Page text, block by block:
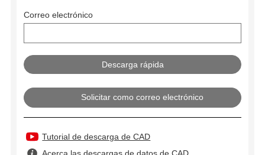
Correo electrónico
Solicitar como correo electrónico
Tutorial de descarga de CAD